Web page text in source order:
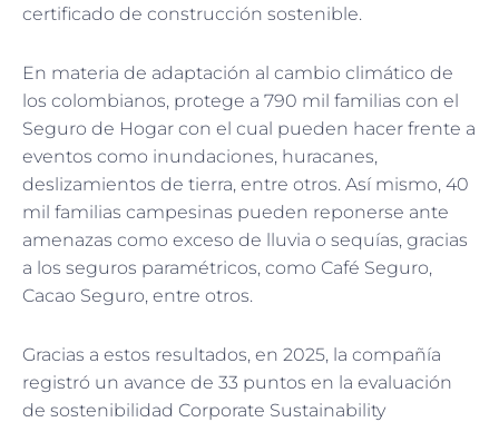
certificado de construcción sostenible.
En materia de adaptación al cambio climático de
los colombianos, protege a 790 mil familias con el
Seguro de Hogar con el cual pueden hacer frente a
eventos como inundaciones, huracanes,
deslizamientos de tierra, entre otros. Así mismo, 40
mil familias campesinas pueden reponerse ante
amenazas como exceso de lluvia o sequías, gracias
a los seguros paramétricos, como Café Seguro,
Cacao Seguro, entre otros.
Gracias a estos resultados, en 2025, la compañía
registró un avance de 33 puntos en la evaluación
de sostenibilidad Corporate Sustainability